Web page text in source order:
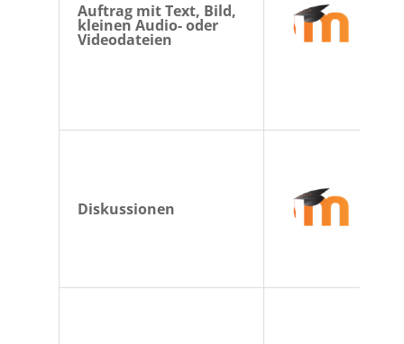
Auftrag mit Text, Bild,
kleinen Audio- oder
Videodateien
Diskussionen